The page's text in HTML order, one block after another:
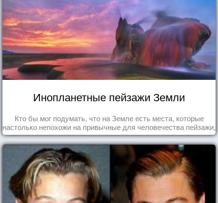
Инопланетные пейзажи Земли
Кто бы мог подумать, что на Земле есть места, которые
настолько непохожи на привычные для человечества пейзажи,
что кажутся и вовсе инопланетными!